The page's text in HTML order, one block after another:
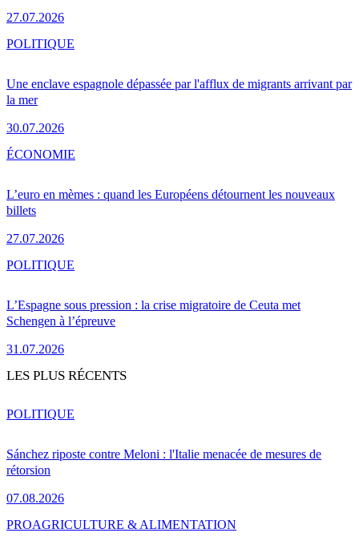
27.07.2026
Une enclave espagnole dépassée par l'afflux de migrants arrivant par
la mer
30.07.2026
POLITIQUE
L’euro en mèmes : quand les Européens détournent les nouveaux
billets
27.07.2026
ÉCONOMIE
L’Espagne sous pression : la crise migratoire de Ceuta met
Schengen à l’épreuve
31.07.2026
POLITIQUE
LES PLUS RÉCENTS
Sánchez riposte contre Meloni : l'Italie menacée de mesures de
rétorsion
07.08.2026
POLITIQUE
PROAGRICULTURE & ALIMENTATION